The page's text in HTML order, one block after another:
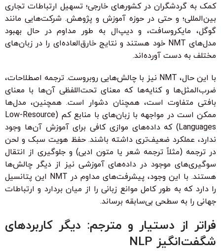
کمک به گردشگران در کشورهای خارجی؛ تسهیل ارتباطات تجاری
بین‌المللی؛ و حتی در حوزه آموزش و پژوهش. شرکت‌هایی مانند
گوگل، مایکروسافت، و دیپ‌ال به طور مداوم در حال بهبود
مدل‌های NMT خود هستند و نتایج خارق‌العاده‌ای را در زبان‌های
مختلف به دست آورده‌اند.
با این حال، NMT نیز با چالش‌هایی روبروست. ترجمه اصطلاحات،
ضرب‌المثل‌ها و کنایه‌ها که معنای تحت‌اللفظی آن‌ها با معنای
بافتی متفاوت است، همچنان دشوار است. همچنین، مدل‌ها
ممکن است در مواجهه با زبان‌های با منابع کم (Low-Resource
Languages) که داده‌های موازی کافی برای آموزش آن‌ها وجود
ندارد، عملکرد ضعیف‌تری داشته باشند. حفظ هویت سبک و لحن
در ترجمه (مثلاً ترجمه شعر یا متون ادبی) و جلوگیری از انتقال
سوگیری‌های موجود در داده‌های آموزشی نیز از دیگر چالش‌ها
هستند. با این وجود، پیشرفت‌های مداوم در NMT این پتانسیل
را دارد که به طور کامل موانع زبانی را از میان بردارد و ارتباطات
جهانی را به سطحی بی‌سابقه برساند.
فراتر از دستیار و مترجم: دیگر کاربردهای
شگفت‌انگیز NLP